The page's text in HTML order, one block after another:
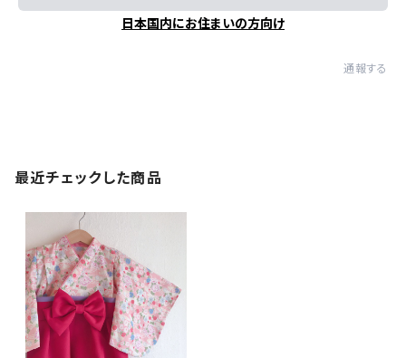
日本国内にお住まいの方向け
通報する
最近チェックした商品